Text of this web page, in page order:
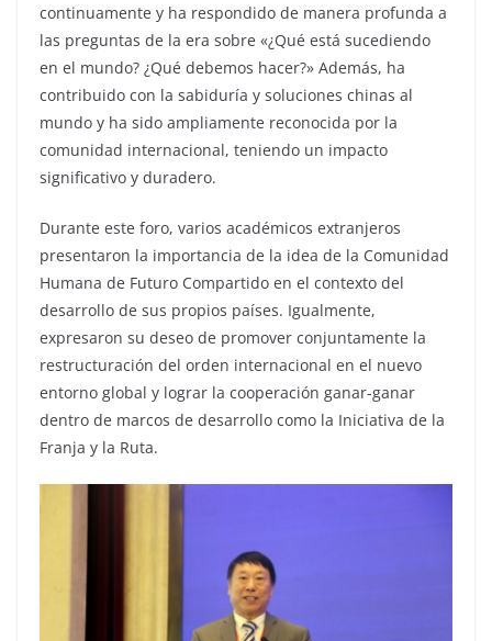
continuamente y ha respondido de manera profunda a
las preguntas de la era sobre «¿Qué está sucediendo
en el mundo? ¿Qué debemos hacer?» Además, ha
contribuido con la sabiduría y soluciones chinas al
mundo y ha sido ampliamente reconocida por la
comunidad internacional, teniendo un impacto
significativo y duradero.
Durante este foro, varios académicos extranjeros
presentaron la importancia de la idea de la Comunidad
Humana de Futuro Compartido en el contexto del
desarrollo de sus propios países. Igualmente,
expresaron su deseo de promover conjuntamente la
restructuración del orden internacional en el nuevo
entorno global y lograr la cooperación ganar-ganar
dentro de marcos de desarrollo como la Iniciativa de la
Franja y la Ruta.